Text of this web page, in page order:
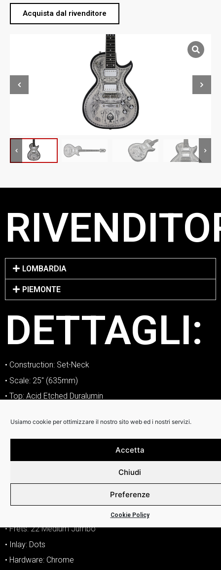
Usiamo cookie per ottimizzare il nostro sito web ed i nostri servizi.
Accetta
Chiudi
Preferenze
Cookie Policy
Acquista dal rivenditore
LOMBARDIA
PIEMONTE
DETTAGLI:
• Construction: Set-Neck
• Scale: 25″ (635mm)
• Top: Acid Etched Duralumin
• Neck: Premium African Mahogany
• Fingerboard: Bound Ebony
• Nut: 43mm (1-11/16″) – Bone
• Frets: 22 Medium Jumbo
• Inlay: Dots
• Hardware: Chrome